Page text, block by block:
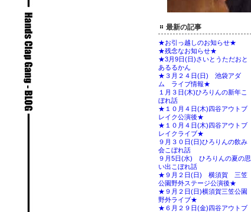
最新の記事
★お引っ越しのお知らせ★
★残念なお知らせ★
★3月9日(日)さいとうただおと
あるるかん
★３月２４日(日) 池袋アダ
ム ライブ情報★
１月３日(木)ひろりんの新年こ
ぼれ話
★１０月４日(木)四谷アウトブ
レイク公演後★
★１０月４日(木)四谷アウトブ
レイクライブ★
９月３０日(日)ひろりんの飲み
会こぼれ話
９月5日(水) ひろりんの夏の思
い出こぼれ話
★９月２日(日) 横須賀 三笠
公園野外ステージ公演後★
★９月２日(日)横須賀三笠公園
野外ライブ★
★６月２９日(金)四谷アウトブ